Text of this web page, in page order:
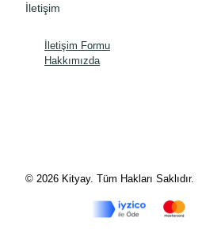
İletişim
İletişim Formu
Hakkımızda
© 2026 Kityay. Tüm Hakları Saklıdır.